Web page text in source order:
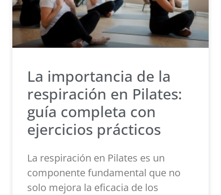
La importancia de la
respiración en Pilates:
guía completa con
ejercicios prácticos
La respiración en Pilates es un
componente fundamental que no
solo mejora la eficacia de los